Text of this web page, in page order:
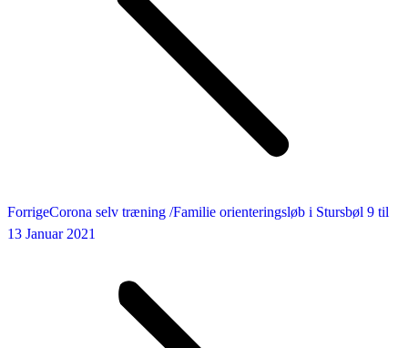
ForrigeForrige
nyhed:
Corona selv træning /Familie orienteringsløb i Stursbøl 9 til
13 Januar 2021